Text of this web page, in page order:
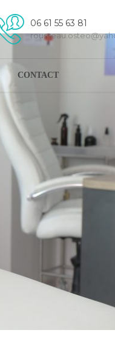
06 61 55 63 81
CONTACT